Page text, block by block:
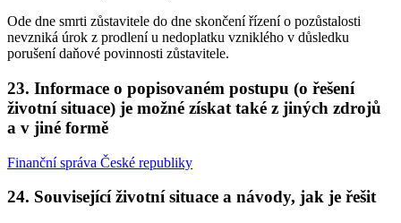
Ode dne smrti zůstavitele do dne skončení řízení o pozůstalosti
nevzniká úrok z prodlení u nedoplatku vzniklého v důsledku
porušení daňové povinnosti zůstavitele.
23. Informace o popisovaném postupu (o řešení
životní situace) je možné získat také z jiných zdrojů
a v jiné formě
Finanční správa České republiky
24. Související životní situace a návody, jak je řešit